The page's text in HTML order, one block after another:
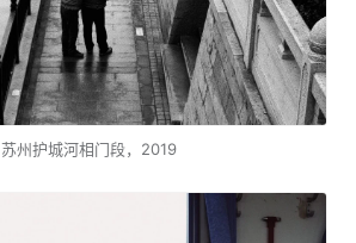
苏州护城河相门段，2019